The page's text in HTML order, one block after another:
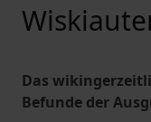
Das
Befunde der